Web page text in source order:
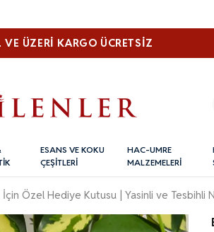
ÜZERI KARGO ÜCRETSİZ
ESANS VE KOKU
ÇEŞİTLERİ
HAC-UMRE
MALZEMELERİ
İçin Özel Hediye Kutusu | Yasinli ve Tesbihli